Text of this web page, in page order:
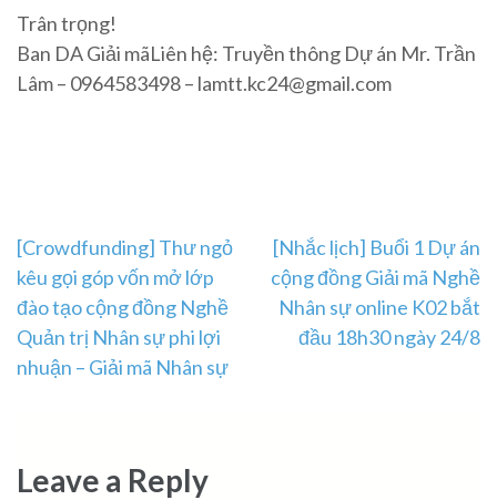
Trân trọng!
Ban DA Giải mãLiên hệ: Truyền thông Dự án Mr. Trần
Lâm – 0964583498 – lamtt.kc24@gmail.com
Post
navigation
[Crowdfunding] Thư ngỏ
kêu gọi góp vốn mở lớp
đào tạo cộng đồng Nghề
Quản trị Nhân sự phi lợi
nhuận – Giải mã Nhân sự
[Nhắc lịch] Buổi 1 Dự án
cộng đồng Giải mã Nghề
Nhân sự online K02 bắt
đầu 18h30 ngày 24/8
Leave a Reply